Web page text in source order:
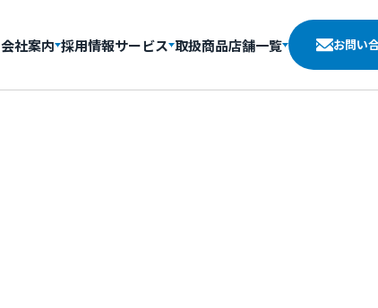
会社案内 採用情報サービス 取扱商品店舗一覧 お問い